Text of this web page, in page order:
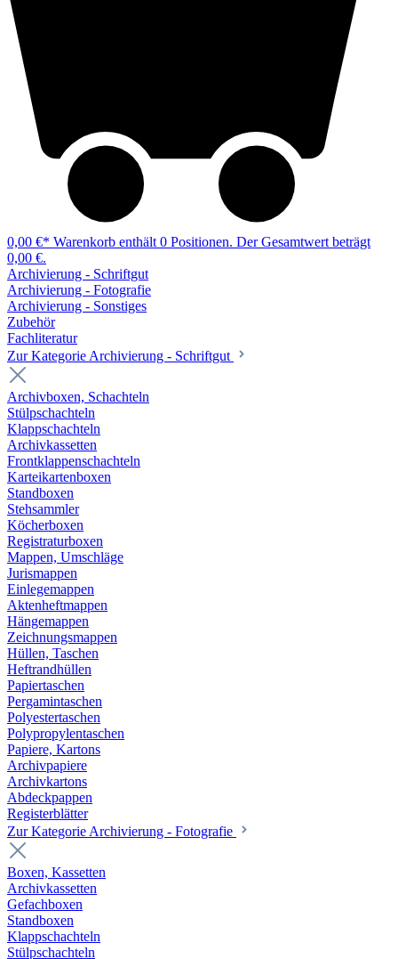
0,00 €* Warenkorb enthält 0 Positionen. Der Gesamtwert beträgt
0,00 €.
Archivierung - Schriftgut
Archivierung - Fotografie
Archivierung - Sonstiges
Zubehör
Fachliteratur
Zur Kategorie Archivierung - Schriftgut
Archivboxen, Schachteln
Stülpschachteln
Klappschachteln
Archivkassetten
Frontklappenschachteln
Karteikartenboxen
Standboxen
Stehsammler
Köcherboxen
Registraturboxen
Mappen, Umschläge
Jurismappen
Einlegemappen
Aktenheftmappen
Hängemappen
Zeichnungsmappen
Hüllen, Taschen
Heftrandhüllen
Papiertaschen
Pergamintaschen
Polyestertaschen
Polypropylentaschen
Papiere, Kartons
Archivpapiere
Archivkartons
Abdeckpappen
Registerblätter
Zur Kategorie Archivierung - Fotografie
Boxen, Kassetten
Archivkassetten
Gefachboxen
Standboxen
Klappschachteln
Stülpschachteln